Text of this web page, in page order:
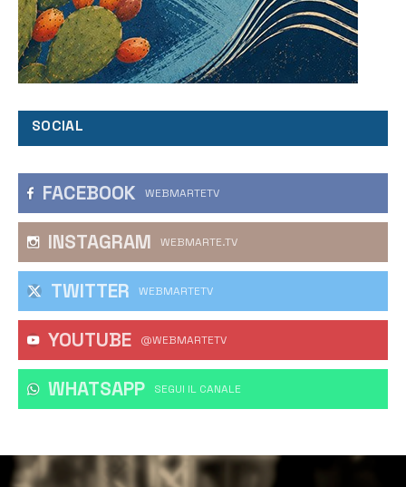
SOCIAL
FACEBOOK WEBMARTETV
INSTAGRAM WEBMARTE.TV
TWITTER WEBMARTETV
YOUTUBE @WEBMARTETV
WHATSAPP ‎SEGUI IL CANALE